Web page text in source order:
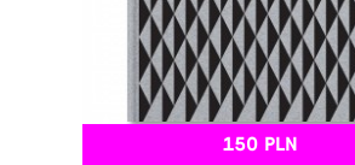
150 PLN